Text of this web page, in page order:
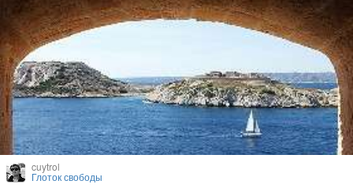
cuytrol
Глоток свободы